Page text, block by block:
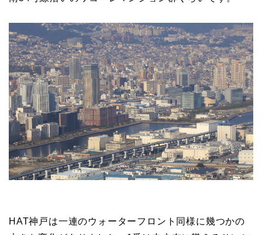
HAT神戸は一連のウォーターフロント同様に幾つかの